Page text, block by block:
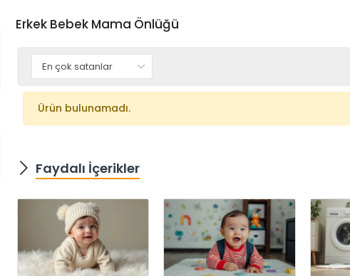
Erkek Bebek Mama Önlüğü
Ürün bulunamadı.
Faydalı İçerikler